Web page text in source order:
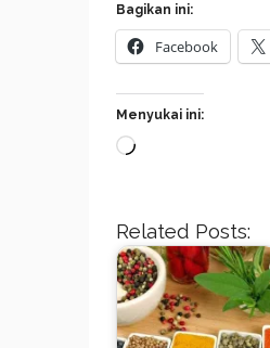
Bagikan ini:
Facebook
Menyukai ini:
Memuat...
Related Posts: